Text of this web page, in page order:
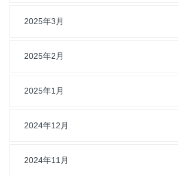
2025年3月
2025年2月
2025年1月
2024年12月
2024年11月